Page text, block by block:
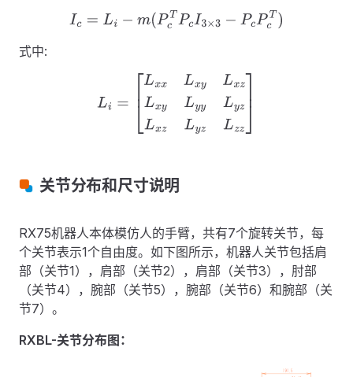
Ic =Li −m(PcTP cI3×3−PcPcT)
式中:
xzLx yyLy LxzLy
关节分布和尺寸说明
RX75机器人本体模仿人的手臂，共有7个旋转关节，每
个关节表示1个自由度。如下图所示，机器人关节包括肩
部（关节1），肩部（关节2），肩部（关节3），肘部
（关节4），腕部（关节5），腕部（关节6）和腕部（关
节7）。
RXBL-关节分布图：